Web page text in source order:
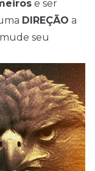
e ser
DIREÇÃO a
seu